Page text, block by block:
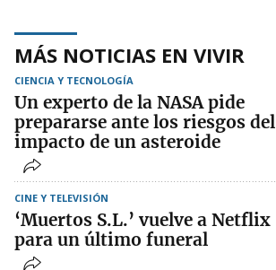
MÁS NOTICIAS EN VIVIR
CIENCIA Y TECNOLOGÍA
Un experto de la NASA pide
prepararse ante los riesgos del
impacto de un asteroide
CINE Y TELEVISIÓN
‘Muertos S.L.’ vuelve a Netflix
para un último funeral